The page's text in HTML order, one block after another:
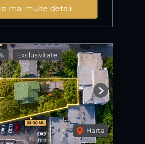
mai multe detalii
Exclusivitate
Harta
Next